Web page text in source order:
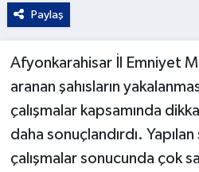
Paylaş
Afyonkarahisar İl Emniyet
aranan şahısların
çalışmalar kapsamında
daha sonuçlandırdı.
çalışmalar sonucunda çok